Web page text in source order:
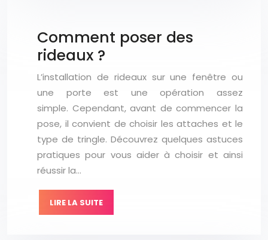
Comment poser des
rideaux ?
L’installation de rideaux sur une fenêtre ou
une porte est une opération assez
simple. Cependant, avant de commencer la
pose, il convient de choisir les attaches et le
type de tringle. Découvrez quelques astuces
pratiques pour vous aider à choisir et ainsi
réussir la…
LIRE LA SUITE